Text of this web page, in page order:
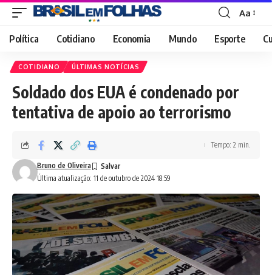
Font
Resizer
Aa
Política Cotidiano Economia Mundo Esporte
COTIDIANO ÚLTIMAS NOTÍCIAS
Soldado dos EUA é condenado por
tentativa de apoio ao terrorismo
Última atualização: 11 de outubro de 2024 18:59
Bruno de Oliveira
Tempo: 2 min.